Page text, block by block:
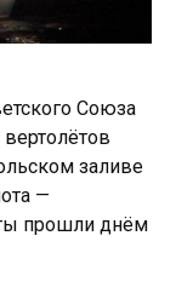
Союза
заливе
—
прошли днём